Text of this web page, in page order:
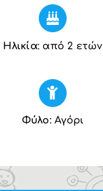
Ηλικία: από 2 ετών
Φύλο: Αγόρι